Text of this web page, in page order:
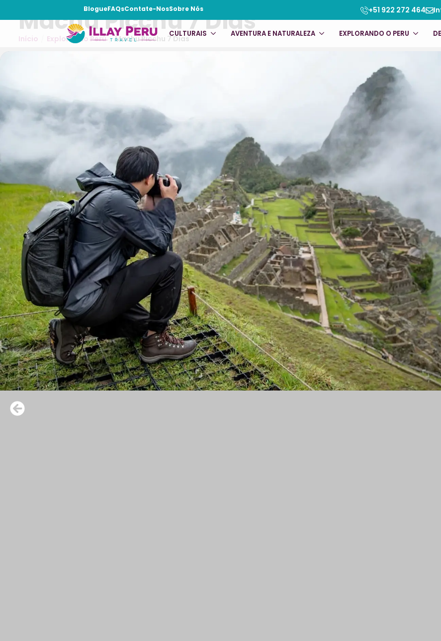
BlogueFAQsContate-NosSobre Nós +51 922 272 464
CULTURAIS AVENTURA E NATURALEZA EXPLORANDO O PERU
Machu Picchu 7 Dias
Início Explorando Perú Machu Picchu 7 Dias